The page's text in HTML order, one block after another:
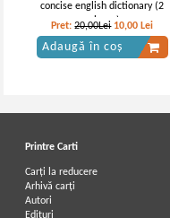
concise english dictionary (2
volume)
Pret:20,00Lei 10,00 Lei
Adaugă în coș
Printre Carti
Carți la reducere
Arhivă carți
Autori
Edituri